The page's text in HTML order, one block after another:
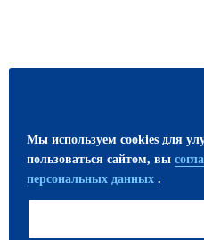
Мы используем cookies для
пользоваться сайтом, вы
персональных данных .